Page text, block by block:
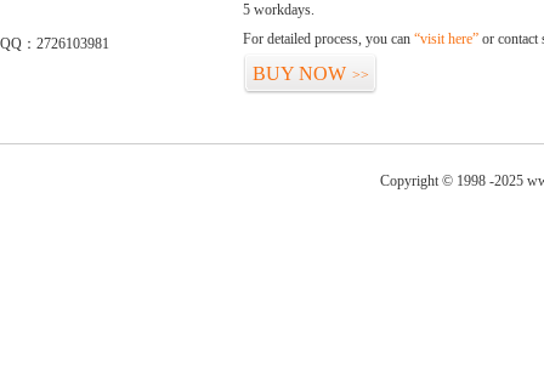
QQ：2726103981
5 workdays.
For detailed process, you can “visit here” or contact
BUY NOW >>
Copyright © 1998 -2025